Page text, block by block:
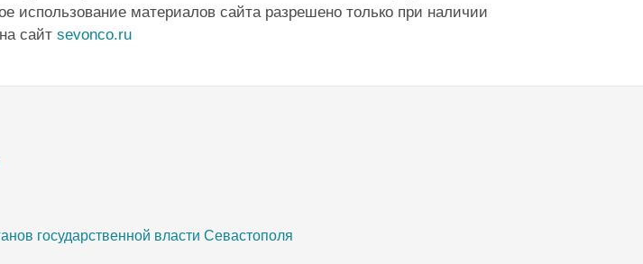
использование материалов сайта разрешено только при наличии
сайт sevonco.ru
государственной власти Севастополя